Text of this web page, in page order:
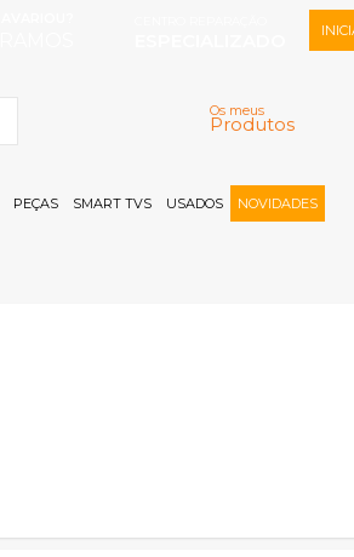
Os meus
Produtos
PEÇAS SMART TVS USADOS NOVIDADES